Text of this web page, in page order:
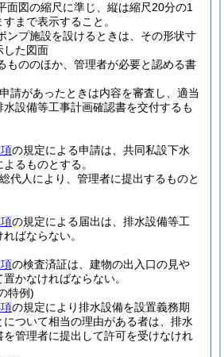
図の縮尺に準じ、縦は縮尺20分の1
まで表示すること。
ンプ施設を設けるときは、その形状寸
した図面
もののほか、管理者が必要と認める書
請があったときは内容を審査し、適当
水設備等工事計画確認書を交付するも
の規定による申請は、共同私設下水
るものとする。
代人により、管理者に提出するものと
の規定による届出は、排水設備等工
ばならない。
の検査済証は、建物の出入口の見や
かなければならない。
特例)
の規定により排水設備を設置義務期
ついて相当の理由がある者は、排水
管理者に提出して許可を受けなけれ